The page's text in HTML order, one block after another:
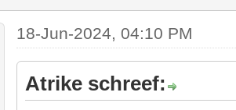
18-Jun-2024, 04:10 PM
Atrike schreef: